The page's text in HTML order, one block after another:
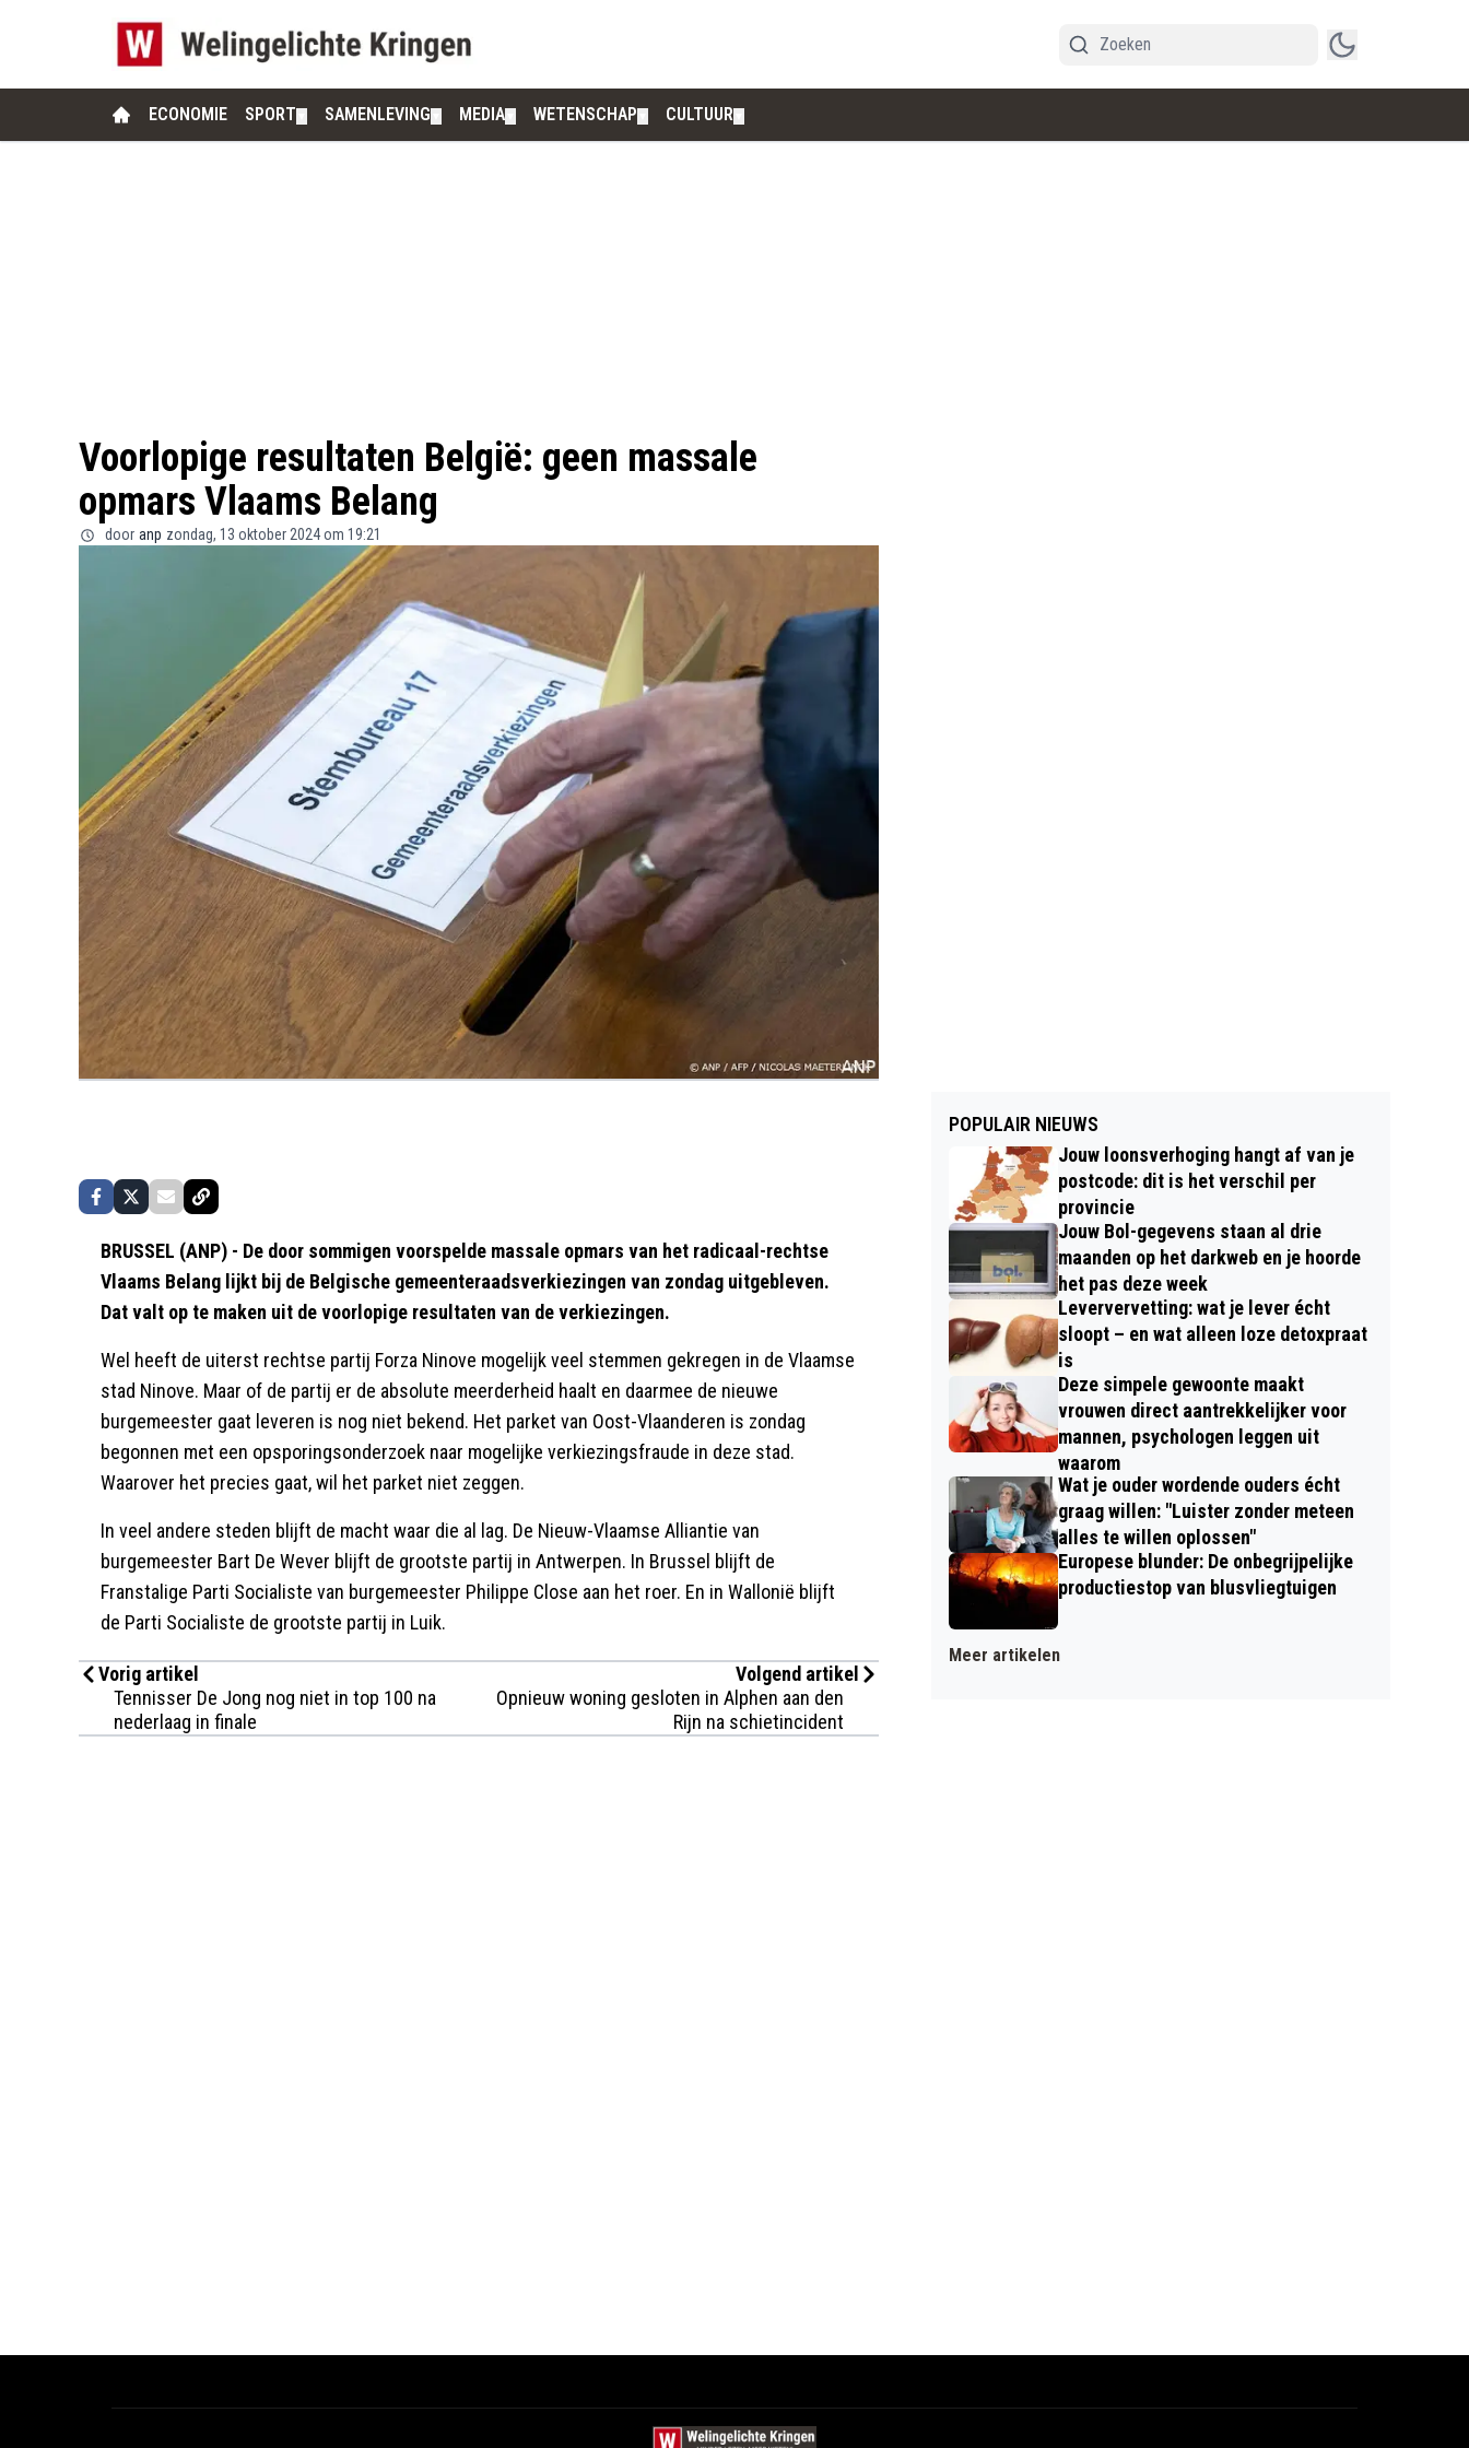
ECONOMIE SPORT SAMENLEVING MEDIA WETENSCHAP CULTUUR
Voorlopige resultaten België: geen massale
opmars Vlaams Belang
door anp zondag, 13 oktober 2024 om 19:21
BRUSSEL (ANP) - De door sommigen voorspelde massale opmars van het radicaal-rechtse
Vlaams Belang lijkt bij de Belgische gemeenteraadsverkiezingen van zondag uitgebleven.
Dat valt op te maken uit de voorlopige resultaten van de verkiezingen.
Wel heeft de uiterst rechtse partij Forza Ninove mogelijk veel stemmen gekregen in de Vlaamse
stad Ninove. Maar of de partij er de absolute meerderheid haalt en daarmee de nieuwe
burgemeester gaat leveren is nog niet bekend. Het parket van Oost-Vlaanderen is zondag
begonnen met een opsporingsonderzoek naar mogelijke verkiezingsfraude in deze stad.
Waarover het precies gaat, wil het parket niet zeggen.
In veel andere steden blijft de macht waar die al lag. De Nieuw-Vlaamse Alliantie van
burgemeester Bart De Wever blijft de grootste partij in Antwerpen. In Brussel blijft de
Franstalige Parti Socialiste van burgemeester Philippe Close aan het roer. En in Wallonië blijft
de Parti Socialiste de grootste partij in Luik.
Vorig artikel
Tennisser De Jong nog niet in top 100 na
nederlaag in finale
Volgend artikel
Opnieuw woning gesloten in Alphen aan den
Rijn na schietincident
POPULAIR NIEUWS
Jouw loonsverhoging hangt af van je
postcode: dit is het verschil per
provincie
Jouw Bol-gegevens staan al drie
maanden op het darkweb en je hoorde
het pas deze week
Leververvetting: wat je lever écht
sloopt – en wat alleen loze detoxpraat
is
Deze simpele gewoonte maakt
vrouwen direct aantrekkelijker voor
mannen, psychologen leggen uit
waarom
Wat je ouder wordende ouders écht
graag willen: "Luister zonder meteen
alles te willen oplossen"
Europese blunder: De onbegrijpelijke
productiestop van blusvliegtuigen
Meer artikelen